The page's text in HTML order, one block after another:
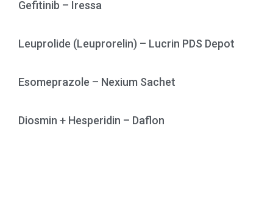
Gefitinib – Iressa
Leuprolide (Leuprorelin) – Lucrin PDS Depot
Esomeprazole – Nexium Sachet
Diosmin + Hesperidin – Daflon